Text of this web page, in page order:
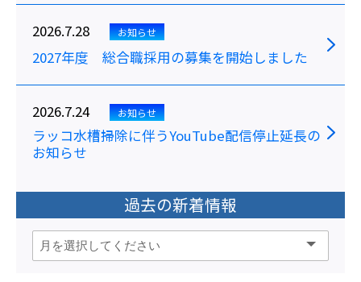
2026.7.28 お知らせ
2027年度 総合職採用の募集を開始しました
2026.7.24 お知らせ
ラッコ水槽掃除に伴うYouTube配信停止延長の
お知らせ
過去の新着情報